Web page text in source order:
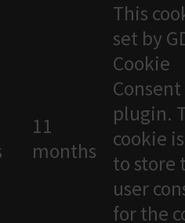
11
months
This
set by
Cookie
Consent
plugin.
cookie
to store
user
for the